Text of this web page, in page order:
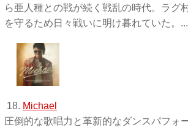
ら亜人種との戦が続く戦乱の時代。ラグ
を守るため日々戦いに明け暮れていた。...
18. Michael
圧倒的な歌唱力と革新的なダンスパフォ